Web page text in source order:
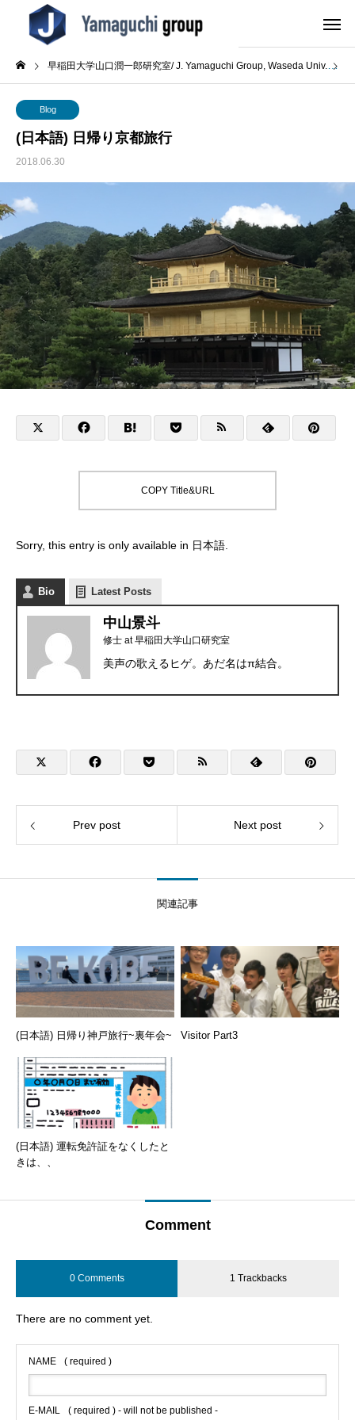
早稲田大学山口潤一郎研究室/ J. Yamaguchi Group, Waseda Univ.
Blog
(日本語) 日帰り京都旅行
2018.06.30
COPY Title&URL
Sorry, this entry is only available in 日本語
Bio Latest Posts
中山景斗
修士 at早稲田大学山口研究室
美声の歌えるヒゲ。あだ名はπ結合。
Prev post Next post
関連記事
(日本語) 日帰り神戸旅行~裏年会~ Visitor Part3
(日本語) 運転免許証をなくしたと
きは、、
Comment
0 Comments 1 Trackbacks
There are no comment yet.
NAME ( required )
E-MAIL ( required ) - will not be published -